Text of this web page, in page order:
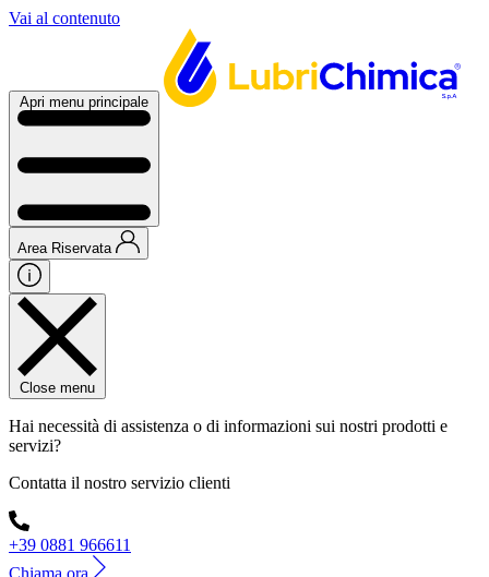
Vai al contenuto
Apri menu principale
Area Riservata
Close menu
Hai necessità di assistenza o di informazioni sui nostri prodotti e
servizi?
Contatta il nostro servizio clienti
+39 0881 966611
Chiama ora